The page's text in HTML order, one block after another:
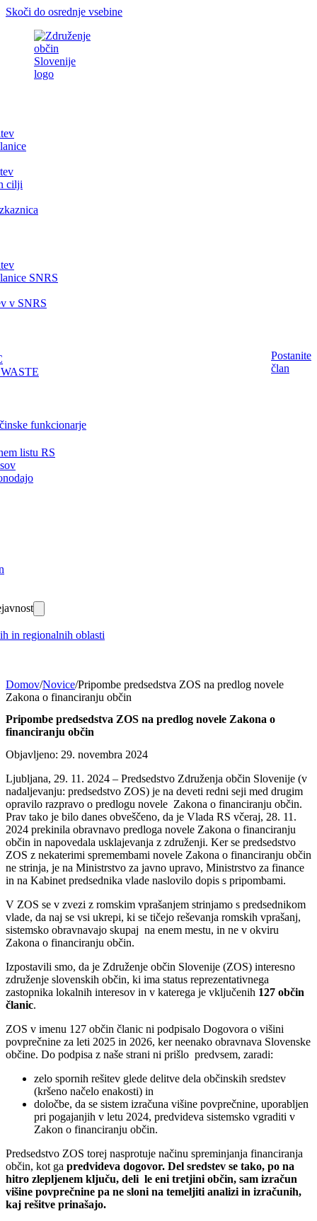
Skoči do osrednje vsebine
cilji
SNRS
v SNRS
funkcionarje
listu RS
in regionalnih oblasti
Postanite
član
Domov/Novice/Pripombe predsedstva ZOS na predlog novele
Zakona o financiranju občin
Pripombe predsedstva ZOS na predlog novele Zakona o
financiranju občin
Objavljeno: 29. novembra 2024
Ljubljana, 29. 11. 2024 – Predsedstvo Združenja občin Slovenije (v
nadaljevanju: predsedstvo ZOS) je na deveti redni seji med drugim
opravilo razpravo o predlogu novele Zakona o financiranju občin.
Prav tako je bilo danes obveščeno, da je Vlada RS včeraj, 28. 11.
2024 prekinila obravnavo predloga novele Zakona o financiranju
občin in napovedala usklajevanja z združenji. Ker se predsedstvo
ZOS z nekaterimi spremembami novele Zakona o financiranju občin
ne strinja, je na Ministrstvo za javno upravo, Ministrstvo za finance
in na Kabinet predsednika vlade naslovilo dopis s pripombami.
V ZOS se v zvezi z romskim vprašanjem strinjamo s predsednikom
vlade, da naj se vsi ukrepi, ki se tičejo reševanja romskih vprašanj,
sistemsko obravnavajo skupaj na enem mestu, in ne v okviru
Zakona o financiranju občin.
Izpostavili smo, da je Združenje občin Slovenije (ZOS) interesno
združenje slovenskih občin, ki ima status reprezentativnega
zastopnika lokalnih interesov in v katerega je vključenih 127 občin
članic.
ZOS v imenu 127 občin članic ni podpisalo Dogovora o višini
povprečnine za leti 2025 in 2026, ker neenako obravnava Slovenske
občine. Do podpisa z naše strani ni prišlo predvsem, zaradi:
zelo spornih rešitev glede delitve dela občinskih sredstev
(kršeno načelo enakosti) in
določbe, da se sistem izračuna višine povprečnine, uporabljen
pri pogajanjih v letu 2024, predvideva sistemsko vgraditi v
Zakon o financiranju občin.
Predsedstvo ZOS torej nasprotuje načinu spreminjanja financiranja
občin, kot ga predvideva dogovor. Del sredstev se tako, po na
hitro zlepljenem ključu, deli le eni tretjini občin, sam izračun
višine povprečnine pa ne sloni na temeljiti analizi in izračunih,
kaj rešitve prinašajo.